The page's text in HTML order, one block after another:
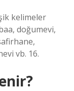
kelimeler
doğumevi,
vb. 16.